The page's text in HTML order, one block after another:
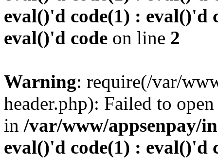
eval()'d code(1) : eval()'d
eval()'d code on line 2
Warning: require(/var/
header.php): Failed to
in /var/www/appsenpay/
eval()'d code(1) : eval()'d